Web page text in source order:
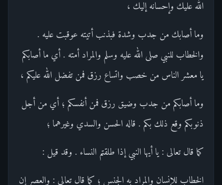
الله عليك وإحسانه إليك ،
وما أصابك من جدب وشدة فبذنب أتيته عوقبت عليه .
والخطاب للنبي صلى الله عليه وسلم والمراد أمته . أي ما أصابكم
يا معشر الناس من خصب واتساع رزق فمن تفضل الله عليكم ،
وما أصابكم من جدب وضيق رزق فمن أنفسكم ؛ أي من أجل
ذنوبكم وقع ذلك بكم . قاله الحسن والسدي وغيرهما ؛
كما قال تعالى : يا أيها النبي إذا طلقتم النساء . وقد قيل :
الخطاب للإنسان والمراد به الجنس ؛ كما قال تعالى : والعصر إن